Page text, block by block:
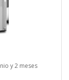
y 2 meses